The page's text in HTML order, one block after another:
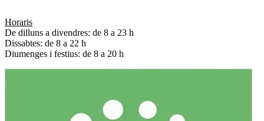
Horaris
De dilluns a divendres: de 8 a 23 h
Dissabtes: de 8 a 22 h
Diumenges i festius: de 8 a 20 h